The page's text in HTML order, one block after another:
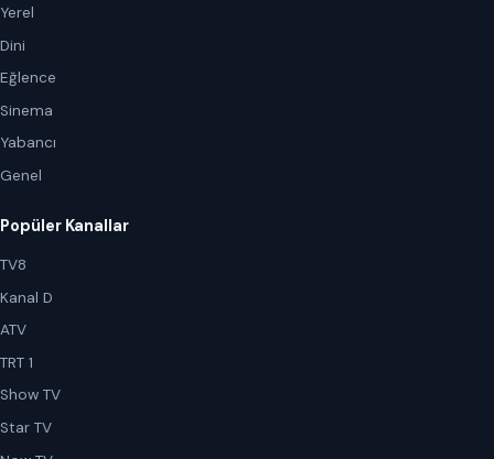
Yerel
Dini
Eğlence
Sinema
Yabancı
Genel
Popüler Kanallar
TV8
Kanal D
ATV
TRT 1
Show TV
Star TV